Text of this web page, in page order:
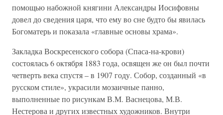
помощью набожной княгини Александры Иосифовны
довел до сведения царя, что ему во сне будто бы явилась
Богоматерь и показала «главные основы храма».
Закладка Воскресенского собора (Спаса-на-крови)
состоялась 6 октября 1883 года, освящен же он был почти
четверть века спустя – в 1907 году. Собор, созданный «в
русском стиле», украсили мозаичные панно,
выполненные по рисункам В.М. Васнецова, М.В.
Нестерова и других известных художников. Внутри